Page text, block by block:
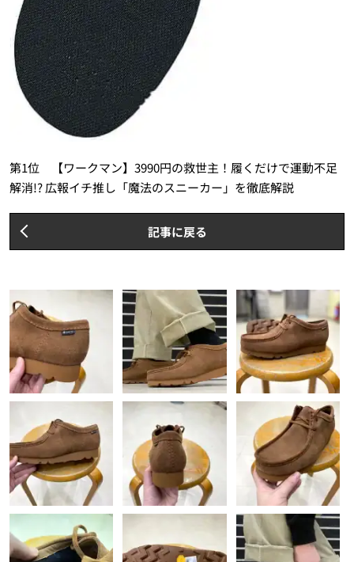
第1位 【ワークマン】3990円の救世主！履くだけで運動不足
解消!? 広報イチ推し「魔法のスニーカー」を徹底解説
記事に戻る